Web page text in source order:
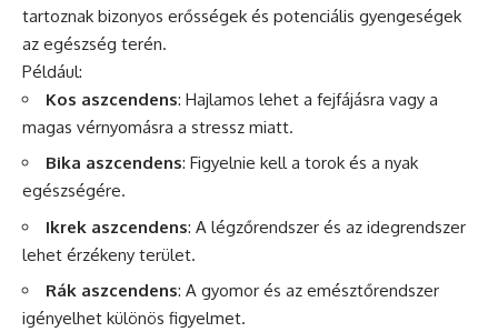
tartoznak bizonyos erősségek és potenciális gyengeségek
az egészség terén.
Például:
Kos aszcendens: Hajlamos lehet a fejfájásra vagy a
magas vérnyomásra a stressz miatt.
Bika aszcendens: Figyelnie kell a torok és a nyak
egészségére.
Ikrek aszcendens: A légzőrendszer és az idegrendszer
lehet érzékeny terület.
Rák aszcendens: A gyomor és az emésztőrendszer
igényelhet különös figyelmet.